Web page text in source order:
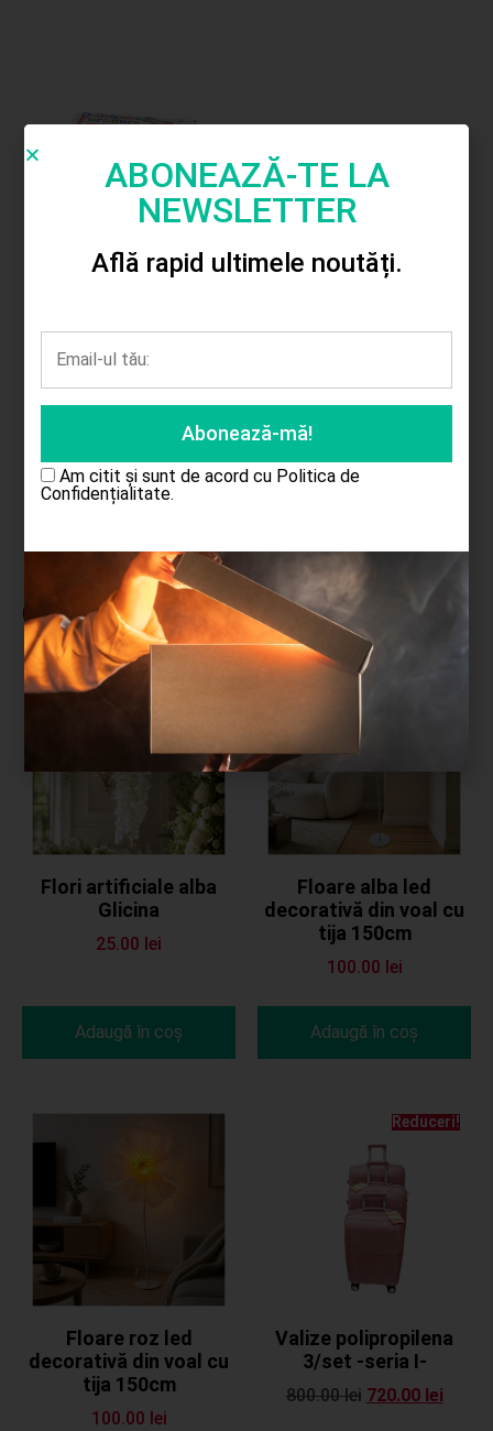
Adaugă în coș
Cele mai cumpărate produse
Flori artificiale alba
Glicina
25.00 lei
Adaugă în coș
Floare alba led
decorativă din voal cu
tija 150cm
100.00 lei
Adaugă în coș
Floare roz led
decorativă din voal cu
tija 150cm
100.00 lei
Reduceri!
Valize polipropilena
3/set -seria I-
800.00lei 720.00 lei
ABONEAZĂ-TE LA
NEWSLETTER
Află rapid ultimele noutăți.
Am citit și sunt de acord cu Politica de
Confidențialitate.